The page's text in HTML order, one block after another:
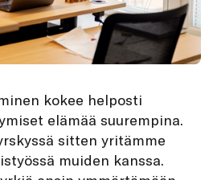
kokee helposti
elämää suurempina.
sitten yritämme
muiden kanssa.